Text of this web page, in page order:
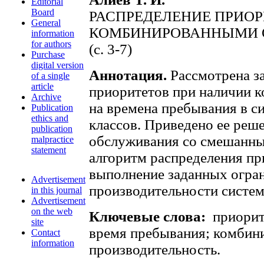
Board
General
information
for authors
Purchase
digital version
of a single
article
Archive
Publication
ethics and
publication
malpractice
statement
Advertisement
in this journal
Advertisement
on the web
site
Contact
information
РАСПРЕДЕЛЕНИЕ
КОМБИНИРОВАННЫМИ
(c. 3-7)
Аннотация. Рассмотрена
приоритетов при наличии
на времена пребывания в
классов. Приведено ее
обслуживания со
алгоритм распределения
выполнение заданных
производительности
Ключевые слова:
время пребывания;
производительность.